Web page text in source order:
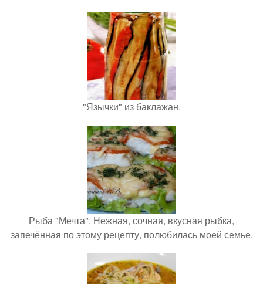
"Язычки" из баклажан.
Рыба "Мечта". Нежная, сочная, вкусная рыбка,
запечённая по этому рецепту, полюбилась моей семье.